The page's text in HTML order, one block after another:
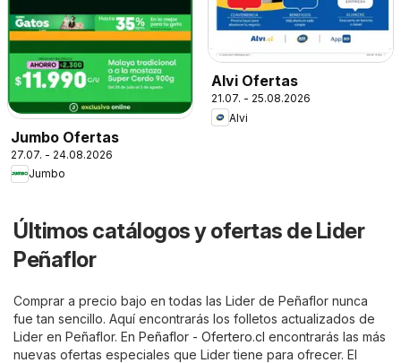
Jumbo Ofertas
27.07. - 24.08.2026
Jumbo
Alvi Ofertas
21.07. - 25.08.2026
Alvi
Últimos catálogos y ofertas de Lider
Peñaflor
Comprar a precio bajo en todas las Lider de Peñaflor nunca
fue tan sencillo. Aquí encontrarás los folletos actualizados de
Lider en Peñaflor. En Peñaflor - Ofertero.cl encontrarás las más
nuevas ofertas especiales que Lider tiene para ofrecer. El